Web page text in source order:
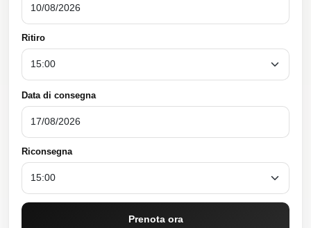
Ritiro
Data di consegna
Riconsegna
Prenota ora